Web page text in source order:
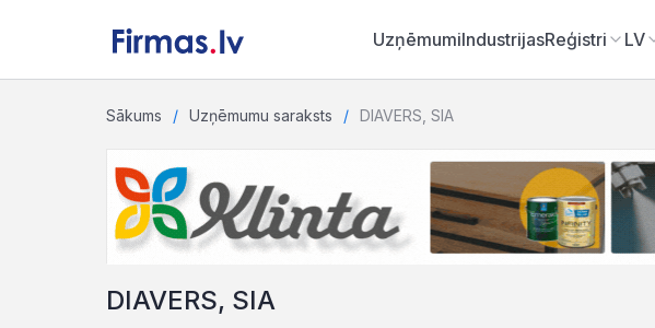
UzņēmumiIndustrijasReģistri LV
Sākums Uzņēmumu saraksts DIAVERS, SIA
DIAVERS, SIA